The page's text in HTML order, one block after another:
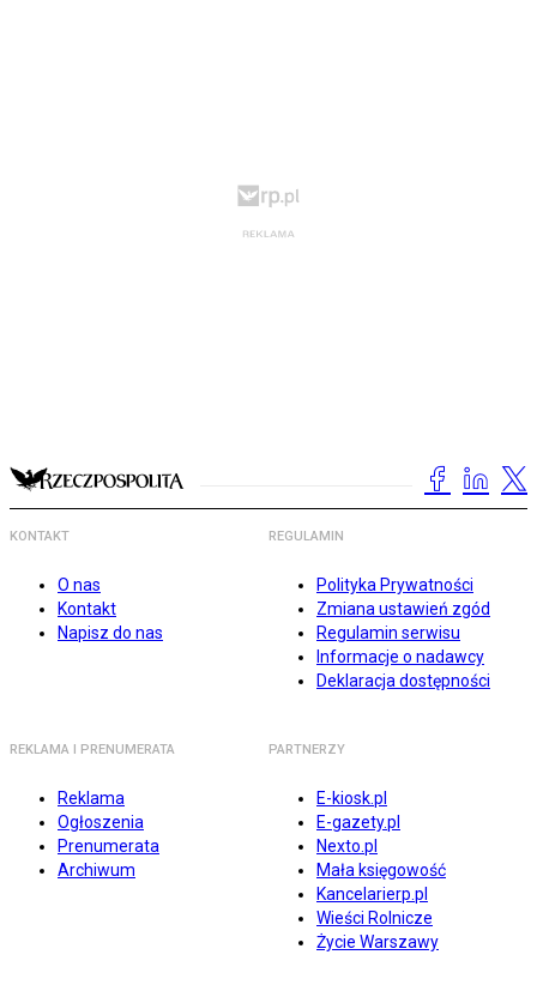
KONTAKT
O nas
Kontakt
Napisz do nas
REGULAMIN
Polityka Prywatności
Zmiana ustawień zgód
Regulamin serwisu
Informacje o nadawcy
Deklaracja dostępności
REKLAMA I PRENUMERATA
Reklama
Ogłoszenia
Prenumerata
Archiwum
PARTNERZY
E-kiosk.pl
E-gazety.pl
Nexto.pl
Mała księgowość
Kancelarierp.pl
Wieści Rolnicze
Życie Warszawy